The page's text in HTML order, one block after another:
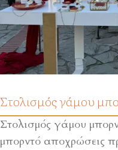
Στολισμός γάμου
Στολισμός γάμου
μπορντό αποχρώσεις